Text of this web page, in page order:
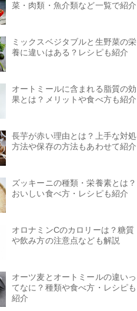
菜・肉類・魚介類など一覧で紹介
ミックスベジタブルと生野菜の栄
養に違いはある？レシピも紹介
オートミールに含まれる脂質の効
果とは？メリットや食べ方も紹介
長芋が赤い理由とは？上手な対処
方法や保存の方法もあわせて紹介
ズッキーニの種類・栄養素とは？
おいしい食べ方・レシピも紹介
オロナミンCのカロリーは？糖質
や飲み方の注意点なども解説
オーツ麦とオートミールの違いっ
てなに？種類や食べ方・レシピも
紹介